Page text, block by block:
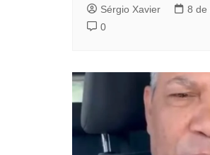
Sérgio Xavier
8 de
0